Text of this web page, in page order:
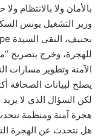
بالأمان ولا بالانتظام
وزير التشغيل يونس
للهجرة، وخرج بتصريح
الآمنة وتطوير مسارات
يصلح لبيانات الصحافة
لكن السؤال الذي لا
هجرة آمنة ومنظمة
هل نتحدث عن الهجرة